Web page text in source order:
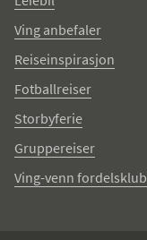
Ving anbefaler
Reiseinspirasjon
Fotballreiser
Storbyferie
Gruppereiser
Ving-venn